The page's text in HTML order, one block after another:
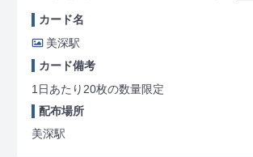
カード名
美深駅
カード備考
1日あたり20枚の数量限定
配布場所
美深駅